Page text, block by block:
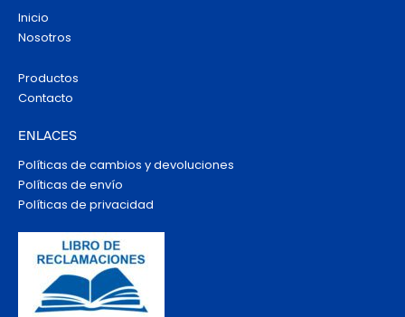
Inicio
Nosotros
Productos
Contacto
ENLACES
Políticas de cambios y devoluciones
Políticas de envío
Políticas de privacidad